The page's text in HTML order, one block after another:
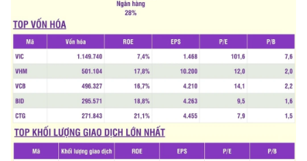
Media Giáo dục
Media Y tế
Media Khoa học - Công nghệ
Media Môi trường
Ảnh